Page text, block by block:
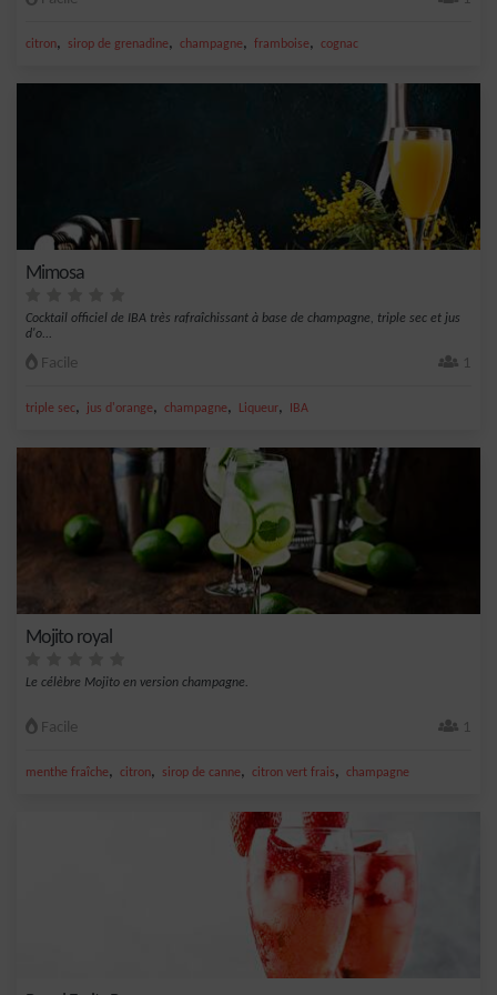
citron, sirop de grenadine, champagne, framboise, cognac
Mimosa
Cocktail officiel de IBA très rafraîchissant à base de champagne, triple sec et jus
d'o...
Facile 1
triple sec, jus d'orange, champagne, Liqueur, IBA
Mojito royal
Le célèbre Mojito en version champagne.
Facile 1
menthe fraîche, citron, sirop de canne, citron vert frais, champagne